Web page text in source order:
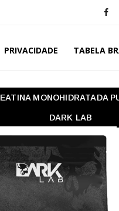
PRIVACIDADE TABELA
MONOHIDRATADA
DARK LAB